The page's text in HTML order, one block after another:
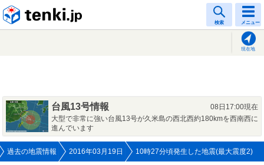
検索 メニュー
現在地
台風13号情報
08日17:00現在
大型で非常に強い台風13号が久米島の西北西約180kmを西南西に
進んでいます
過去の地震情報 2016年03月19日 10時27分頃発生した地震(最大震度2)